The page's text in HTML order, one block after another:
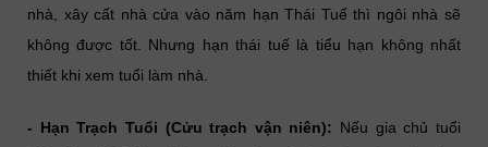
nhà, xây cất nhà cửa vào năm hạn Thái Tuế thì ngôi nhà sẽ
không được tốt. Nhưng hạn thái tuế là tiểu hạn không nhất
thiết khi xem tuổi làm nhà.
- Hạn Trạch Tuổi (Cửu trạch vận niên): Nếu gia chủ tuổi